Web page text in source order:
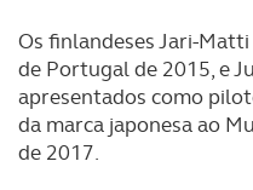
Os finlandeses Jari-
de Portugal de 2015, e
apresentados como
da marca japonesa ao
de 2017.